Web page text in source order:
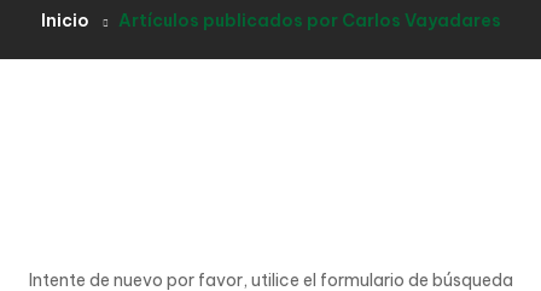
Inicio Artículos publicados por Carlos Vayadares
Intente de nuevo por favor, utilice el formulario de búsqueda